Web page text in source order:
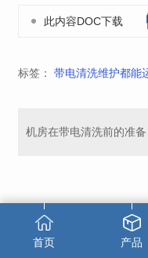
此内容DOC下载
标签： 带电清洗维护都能
首页 产品